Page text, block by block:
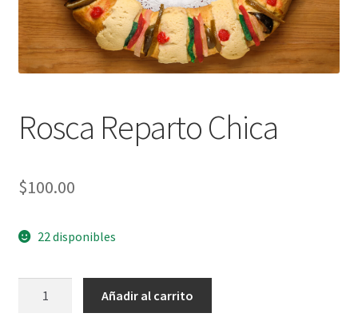
Rosca Reparto Chica
$100.00
22 disponibles
Añadir al carrito